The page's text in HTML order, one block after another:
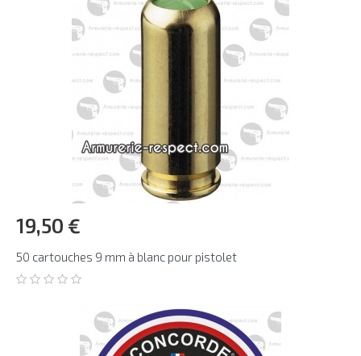
19,50 €
50 cartouches 9 mm à blanc pour pistolet